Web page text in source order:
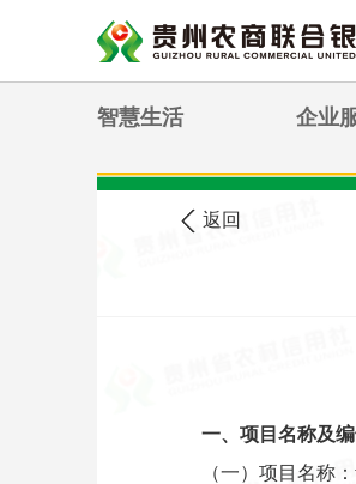
智慧生活 企业
您现在的位置: 农信公告
返回
一、项目名称及
（一）项目名称